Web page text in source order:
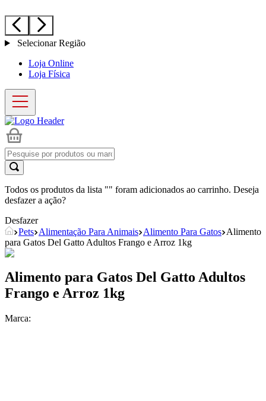
Selecionar Região
Loja Online
Loja Física
Todos os produtos da lista "" foram adicionados ao carrinho. Deseja
desfazer a ação?
Desfazer
Pets Alimentação Para Animais Alimento Para Gatos Alimento
para Gatos Del Gatto Adultos Frango e Arroz 1kg
Alimento para Gatos Del Gatto Adultos
Frango e Arroz 1kg
Marca: